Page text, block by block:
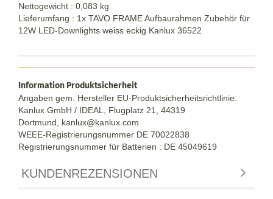
Nettogewicht : 0,083 kg
Lieferumfang : 1x TAVO FRAME Aufbaurahmen Zubehör für
12W LED-Downlights weiss eckig Kanlux 36522
Information Produktsicherheit
Angaben gem. Hersteller EU-Produktsicherheitsrichtlinie:
Kanlux GmbH / IDEAL, Flugplatz 21, 44319
Dortmund, kanlux@kanlux.com
WEEE-Registrierungsnummer DE 70022838
Registrierungsnummer für Batterien : DE 45049619
KUNDENREZENSIONEN